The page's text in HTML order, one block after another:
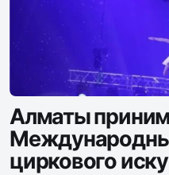
Алматы
циркового